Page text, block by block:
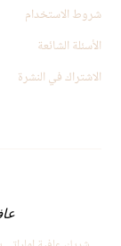
شروط الاستخدام
الأسئلة الشائعة
الاشتراك في النشرة